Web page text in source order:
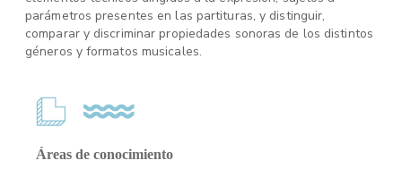
parámetros presentes en las partituras, y distinguir,
comparar y discriminar propiedades sonoras de los distintos
géneros y formatos musicales.
Áreas de conocimiento